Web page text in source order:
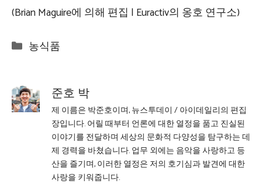
(Brian Maguire에 의해 편집 | Euractiv의 옹호 연구소)
Categories
농식품
준호 박
제 이름은 박준호이며, 뉴스투데이 / 아이데일리의 편집
장입니다. 어릴 때부터 언론에 대한 열정을 품고 진실된
이야기를 전달하며 세상의 문화적 다양성을 탐구하는 데
제 경력을 바쳤습니다. 업무 외에는 음악을 사랑하고 등
산을 즐기며, 이러한 열정은 저의 호기심과 발견에 대한
사랑을 키워줍니다.